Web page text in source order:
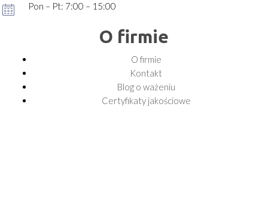
Pon – Pt: 7:00 – 15:00
O firmie
O firmie
Kontakt
Blog o ważeniu
Certyfikaty jakościowe